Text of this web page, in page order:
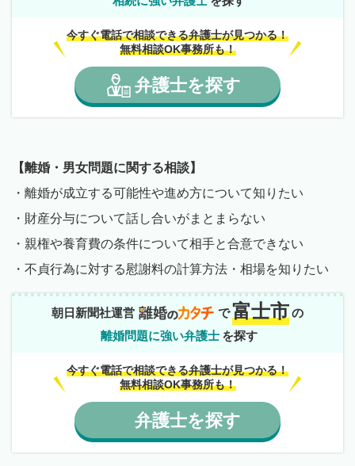
今すぐ電話で相談できる弁護士が見つかる！
無料相談OK事務所も！
弁護士を探す
【離婚・男女問題に関する相談】
・離婚が成立する可能性や進め方について知りたい
・財産分与について話し合いがまとまらない
・親権や養育費の条件について相手と合意できない
・不貞行為に対する慰謝料の計算方法・相場を知りたい
朝日新聞社運営 で富士市の
離婚問題に強い弁護士 を探す
今すぐ電話で相談できる弁護士が見つかる！
無料相談OK事務所も！
弁護士を探す